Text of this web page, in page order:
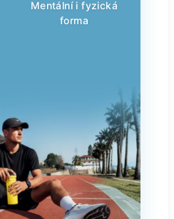
Mentální i fyzická
forma